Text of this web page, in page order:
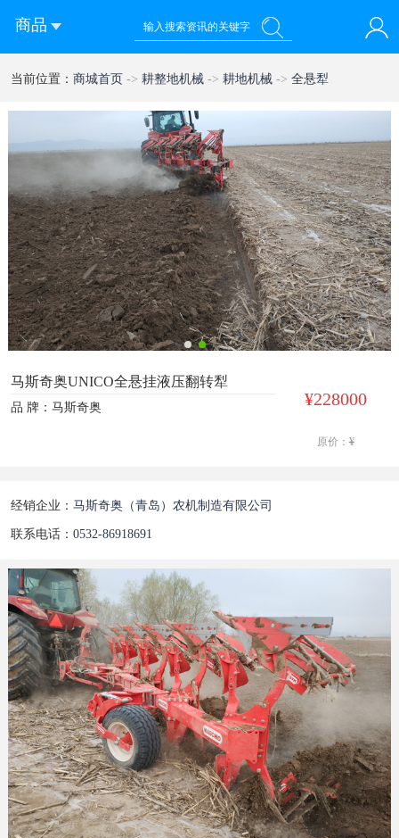
商品
您好！欢迎来到西部农机网
当前位置： 商城首页 -> 耕整地机械 -> 耕地机械 -> 全悬犁
马斯奇奥UNICO全悬挂液压翻转犁
品 牌：马斯奇奥 ¥228000
原价：¥
经销企业： 马斯奇奥（青岛）农机制造有限公司
联系电话： 0532-86918691